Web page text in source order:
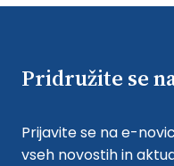
Pridružite se
Prijavite se na e-
vseh novostih in